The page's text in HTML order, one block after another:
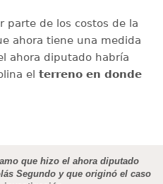
parte de los costos de la
ahora tiene una medida
ahora diputado habría
el terreno en donde
que hizo el ahora diputado
Segundo y que originó el caso